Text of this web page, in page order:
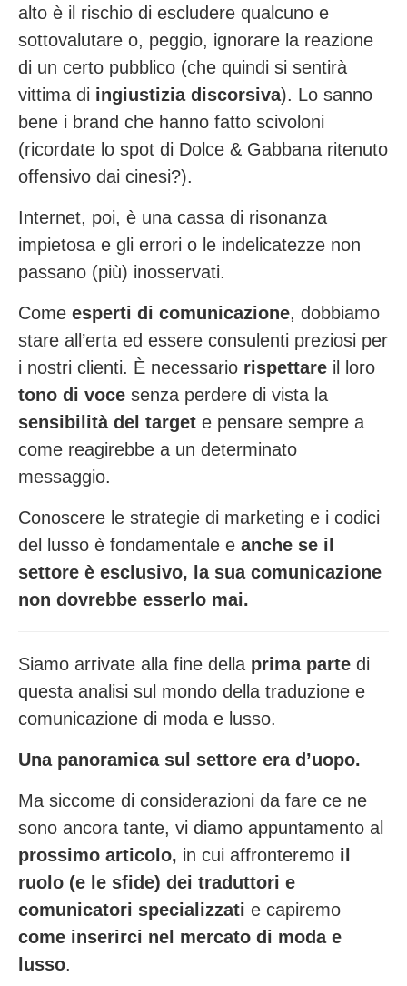
alto è il rischio di escludere qualcuno e
sottovalutare o, peggio, ignorare la reazione
di un certo pubblico (che quindi si sentirà
vittima di ingiustizia discorsiva). Lo sanno
bene i brand che hanno fatto scivoloni
(ricordate lo spot di Dolce & Gabbana ritenuto
offensivo dai cinesi?).
Internet, poi, è una cassa di risonanza
impietosa e gli errori o le indelicatezze non
passano (più) inosservati.
Come esperti di comunicazione, dobbiamo
stare all’erta ed essere consulenti preziosi per
i nostri clienti. È necessario rispettare il loro
tono di voce senza perdere di vista la
sensibilità del target e pensare sempre a
come reagirebbe a un determinato
messaggio.
Conoscere le strategie di marketing e i codici
del lusso è fondamentale e anche se il
settore è esclusivo, la sua comunicazione
non dovrebbe esserlo mai.
Siamo arrivate alla fine della prima parte di
questa analisi sul mondo della traduzione e
comunicazione di moda e lusso.
Una panoramica sul settore era d’uopo.
Ma siccome di considerazioni da fare ce ne
sono ancora tante, vi diamo appuntamento al
prossimo articolo, in cui affronteremo il
ruolo (e le sfide) dei traduttori e
comunicatori specializzati e capiremo
come inserirci nel mercato di moda e
lusso.